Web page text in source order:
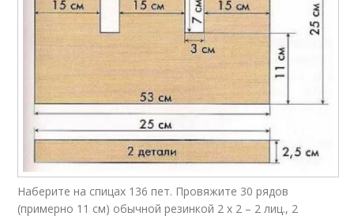
Наберите на спицах 136 пет. Провяжите 30 рядов
(примерно 11 см) обычной резинкой 2 х 2 – 2 лиц., 2